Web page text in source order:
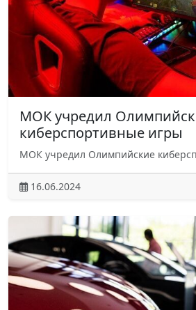
МОК учредил
киберспортивные игры
МОК учредил Олимпийские
16.06.2024